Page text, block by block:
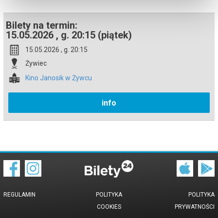
Bilety na termin:
15.05.2026 , g. 20:15 (piątek)
15.05.2026 , g. 20:15
Żywiec
Kino Janosik w Żywcu
info
REGULAMIN
POLITYKA
PRYWATNOŚCI
POLITYKA
COOKIES